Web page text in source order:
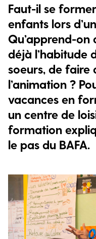
Faut-il se
enfants lors
Qu’apprend-on
déjà l’habitude
soeurs, de faire
l’animation ?
vacances en
un centre de
formation
le pas du BAFA.